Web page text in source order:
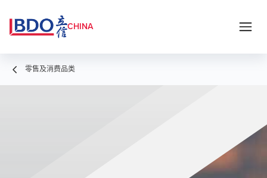
CHINA
零售及消费品类